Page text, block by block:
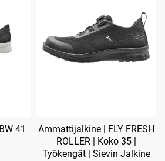
41
Ammattijalkine | FLY FRESH
ROLLER | Koko 35 |
Työkengät | Sievin Jalkine